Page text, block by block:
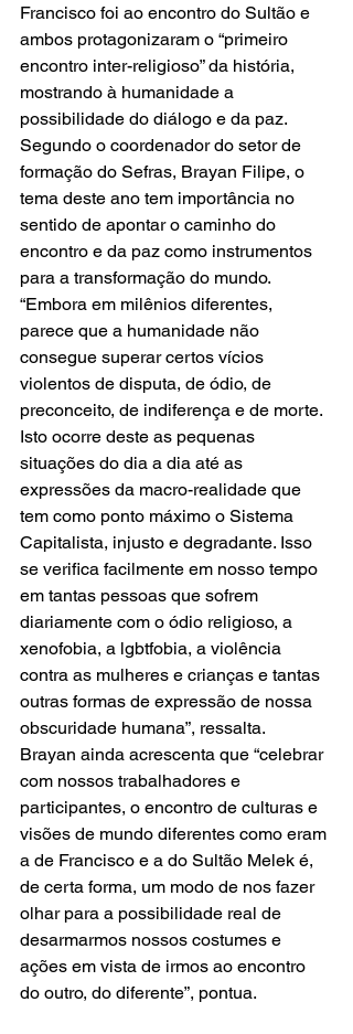
Francisco foi ao encontro do Sultão e
ambos protagonizaram o “primeiro
encontro inter-religioso” da história,
mostrando à humanidade a
possibilidade do diálogo e da paz.
Segundo o coordenador do setor de
formação do Sefras, Brayan Filipe, o
tema deste ano tem importância no
sentido de apontar o caminho do
encontro e da paz como instrumentos
para a transformação do mundo.
“Embora em milênios diferentes,
parece que a humanidade não
consegue superar certos vícios
violentos de disputa, de ódio, de
preconceito, de indiferença e de morte.
Isto ocorre deste as pequenas
situações do dia a dia até as
expressões da macro-realidade que
tem como ponto máximo o Sistema
Capitalista, injusto e degradante. Isso
se verifica facilmente em nosso tempo
em tantas pessoas que sofrem
diariamente com o ódio religioso, a
xenofobia, a lgbtfobia, a violência
contra as mulheres e crianças e tantas
outras formas de expressão de nossa
obscuridade humana”, ressalta.
Brayan ainda acrescenta que “celebrar
com nossos trabalhadores e
participantes, o encontro de culturas e
visões de mundo diferentes como eram
a de Francisco e a do Sultão Melek é,
de certa forma, um modo de nos fazer
olhar para a possibilidade real de
desarmarmos nossos costumes e
ações em vista de irmos ao encontro
do outro, do diferente”, pontua.